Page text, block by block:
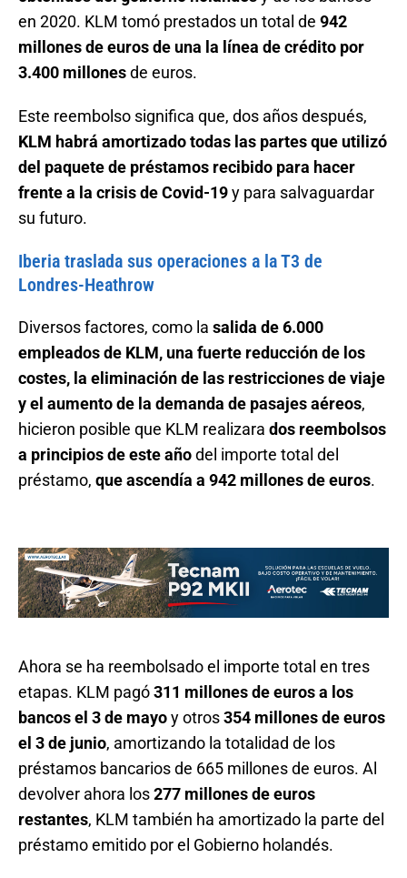
en 2020. KLM tomó prestados un total de 942
millones de euros de una la línea de crédito por
3.400 millonesde euros.
Este reembolso significa que, dos años después,
KLM habrá amortizado todas las partes que utilizó
del paquete de préstamos recibido para hacer
frente a la crisis de Covid-19y para salvaguardar
su futuro.
Iberia traslada sus operaciones a la T3 de
Londres-Heathrow
Diversos factores, como la salida de 6.000
empleados de KLM, una fuerte reducción de los
costes, la eliminación de las restricciones de viaje
y el aumento de la demanda de pasajes aéreos,
hicieron posible que KLM realizara dos reembolsos
a principios de este añodel importe total del
préstamo, que ascendía a 942 millones de euros.
Ahora se ha reembolsado el importe total en tres
etapas. KLM pagó311 millones de euros a los
bancos el 3 de mayoy otros354 millones de euros
el 3 de junio, amortizando la totalidad de los
préstamos bancarios de 665 millones de euros. Al
devolver ahora los277 millones de euros
restantes, KLM también ha amortizado la parte del
préstamo emitido por el Gobierno holandés.